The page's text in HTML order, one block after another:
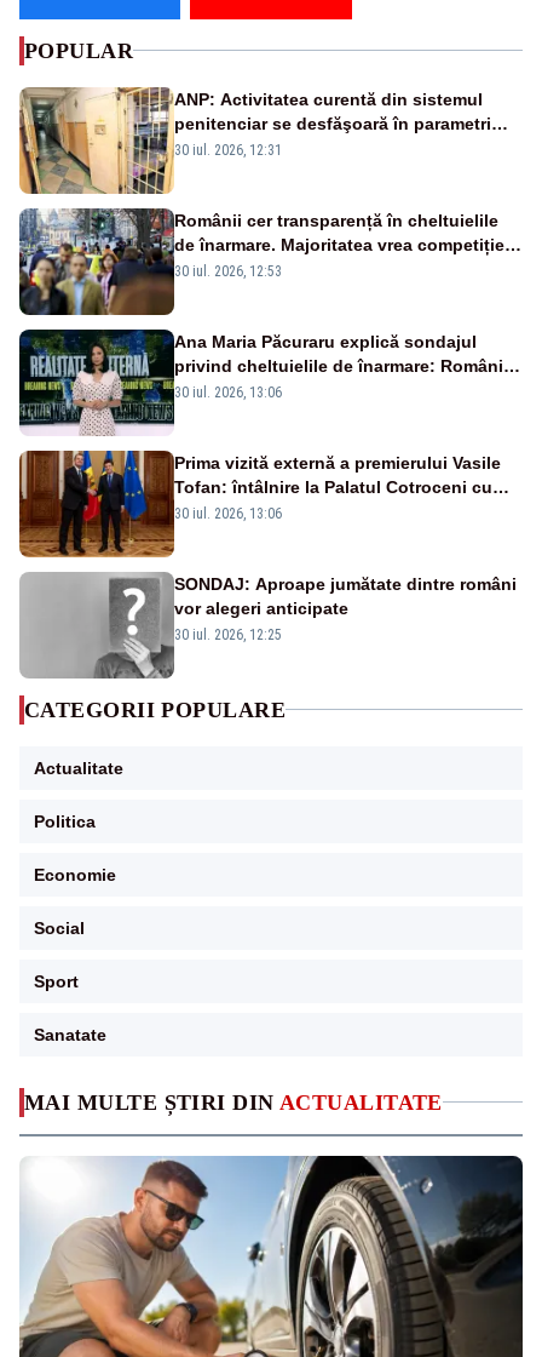
MAI MULTE ȘTIRI DIN ACTUALITATE
POPULAR
ANP: Activitatea curentă din sistemul
penitenciar se desfăşoară în parametri
normali
30 iul. 2026, 12:31
Românii cer transparență în cheltuielile
de înarmare. Majoritatea vrea competiție
reală și industrie locală – SONDAJ
30 iul. 2026, 12:53
Ana Maria Păcuraru explică sondajul
privind cheltuielile de înarmare: Românii
cer transparență în achiziții și un echilibru
30 iul. 2026, 13:06
Prima vizită externă a premierului Vasile
Tofan: întâlnire la Palatul Cotroceni cu
președintele Nicușor Dan
30 iul. 2026, 13:06
SONDAJ: Aproape jumătate dintre români
vor alegeri anticipate
30 iul. 2026, 12:25
CATEGORII POPULARE
Actualitate
Politica
Economie
Social
Sport
Sanatate